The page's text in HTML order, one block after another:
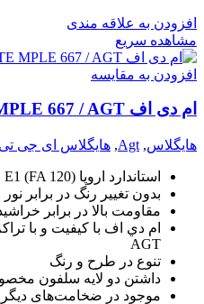
افزودن به علاقه مندی
مشاهده سریع
افزودن به مقایسه
ام دی اف HG MILLING WHITE MPLE 667 / AGT
هایگلاس,
Agt
, هایگلاس ای جی تی
استاندارد اروپا (E1 (FA 120
بدون تغيير رنگ در برابر نور
مقاومت بالا در برابر
ام دي اف با کيفيت و با
AGT
تنوع در طرح و رنگ
داشتن دو لايه سلفون
موجود در ضخامت‌های دیگر